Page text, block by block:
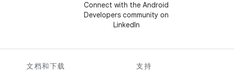
Connect with the Android
Developers community on
LinkedIn
文档和下载
支持